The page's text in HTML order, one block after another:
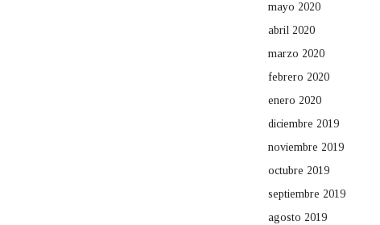
mayo 2020
abril 2020
marzo 2020
febrero 2020
enero 2020
diciembre 2019
noviembre 2019
octubre 2019
septiembre 2019
agosto 2019